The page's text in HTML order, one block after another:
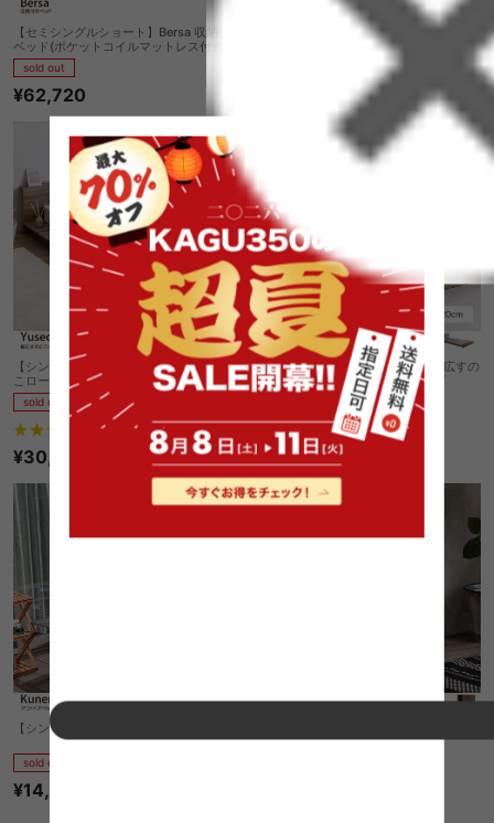
【セミシングルショート】Bersa 収納付き
ベッド(ポケットコイルマットレス付き)
sold out
¥62,720
【セミシングルショート】Bersa 収納付き
ベッド(ボンネルマットレス付き)
【シングル】Yuseong 幅120cm幅広すの
こローベッド ヘッドボードタイプ(ボン
ネルマットレス付き)
sold out
件
¥30,979
【シングル】Yuseong 幅120cm幅広すの
こローベッド ヘッドボードタイプ
14件
¥19,999〜
【シングル】kunemil アウトドアベッド
sold out
¥14,990